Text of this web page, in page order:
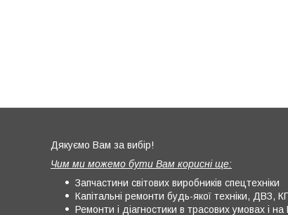
Дякуємо Вам за вибір!
Чим ми можемо бути Вам корисні ще:
Запчастини світових виробників спецтехніки
Капітальні ремонти будь-якої техніки, ДВЗ,
Ремонти і діагностики в трасових умовах і